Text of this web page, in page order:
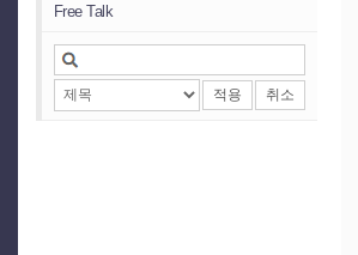
Free Talk
적용 취소